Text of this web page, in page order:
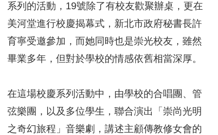
系列的活動，19號除了有校友歡聚辦桌，更在
美河堂進行校慶揭幕式，新北市政府秘書長許
育寧受邀參加，而她同時也是崇光校友，雖然
畢業多年，但對於學校的情感依舊相當深厚。
在這場校慶系列活動中，由學校的合唱團、管
弦樂團，以及多位學生，聯合演出「崇尚光明
之奇幻旅程」音樂劇，講述主顧傳教修女會的